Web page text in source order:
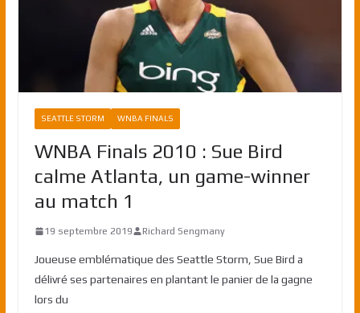
SEATTLE STORM WNBA FINALS
WNBA Finals 2010 : Sue Bird
calme Atlanta, un game-winner
au match 1
19 septembre 2019 Richard Sengmany
Joueuse emblématique des Seattle Storm, Sue Bird a
délivré ses partenaires en plantant le panier de la gagne
lors du